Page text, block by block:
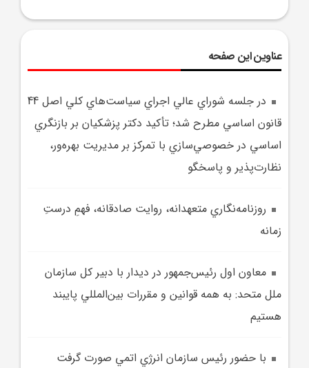
عناوین این صفحه
در جلسه شوراي عالي اجراي سياست‌هاي کلي اصل 44
قانون اساسي مطرح شد؛ تأکيد دکتر پزشکيان بر بازنگري
اساسي در خصوصي‌سازي با تمرکز بر مديريت بهره‌ور،
نظارت‌پذير و پاسخگو
روزنامه‌نگاري متعهدانه، روايت صادقانه، فهمِ درستِ
زمانه
معاون اول رئيس‌جمهور در ديدار با دبير کل سازمان
ملل متحد: به همه قوانين و مقررات بين‌المللي پايبند
هستيم
با حضور رئيس سازمان انرژي اتمي صورت گرفت